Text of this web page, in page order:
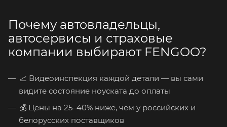
Почему автовладельцы,
автосервисы и страховые
компании выбирают FENGOO?
📈 Видеоинспекция каждой детали — вы сами
видите состояние ноуската до оплаты
💰 Цены на 25–40% ниже, чем у российских и
белорусских поставщиков